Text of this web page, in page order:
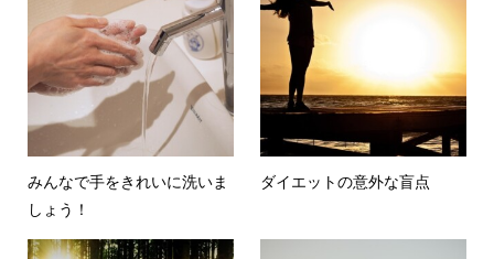
みんなで手をきれいに洗いま
しょう！
ダイエットの意外な盲点